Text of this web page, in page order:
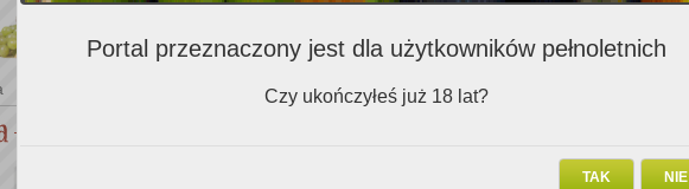
Portal przeznaczony jest dla użytkowników pełnoletnich
Czy ukończyłeś już 18 lat?
NIE
TAK